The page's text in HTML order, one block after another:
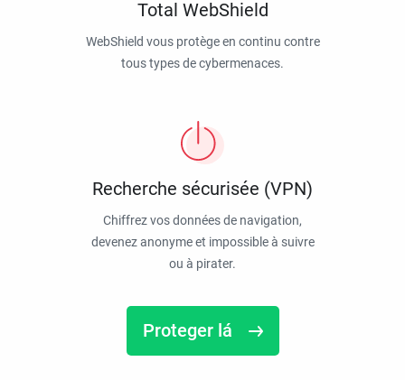
Total WebShield
WebShield vous protège en continu contre
tous types de cybermenaces.
Recherche sécurisée (VPN)
Chiffrez vos données de navigation,
devenez anonyme et impossible à suivre
ou à pirater.
Proteger lá